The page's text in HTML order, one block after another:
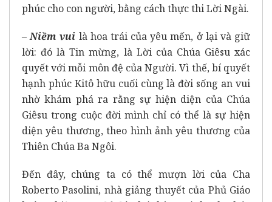
phúc cho con người, bằng cách thực thi Lời Ngài.
–Niềm vui là hoa trái của yêu mến, ở lại và giữ
lời: đó là Tin mừng, là Lời của Chúa Giêsu xác
quyết với mỗi môn đệ của Người. Vì thế, bí quyết
hạnh phúc Kitô hữu cuối cùng là đời sống an vui
nhờ khám phá ra rằng sự hiện diện của Chúa
Giêsu trong cuộc đời mình chỉ có thể là sự hiện
diện yêu thương, theo hình ảnh yêu thương của
Thiên Chúa Ba Ngôi.
Đến đây, chúng ta có thể mượn lời của Cha
Roberto Pasolini, nhà giảng thuyết của Phủ Giáo